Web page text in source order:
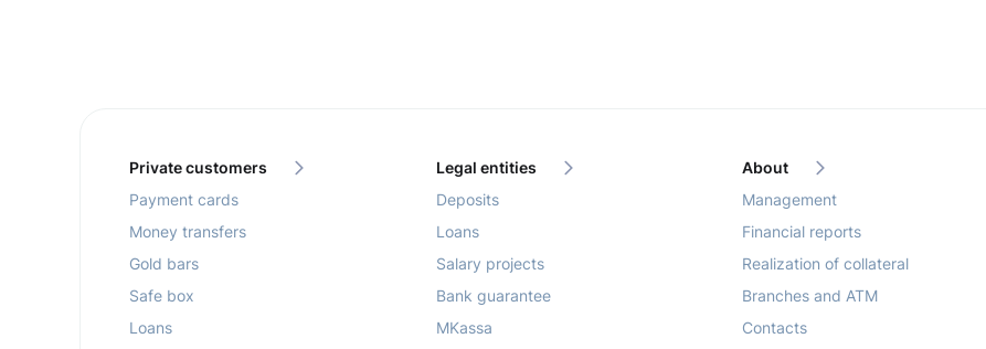
Private customers
Payment cards
Money transfers
Gold bars
Safe box
Loans
Legal entities
Deposits
Loans
Salary projects
Bank guarantee
MKassa
About
Management
Financial reports
Realization of collateral
Branches and ATM
Contacts